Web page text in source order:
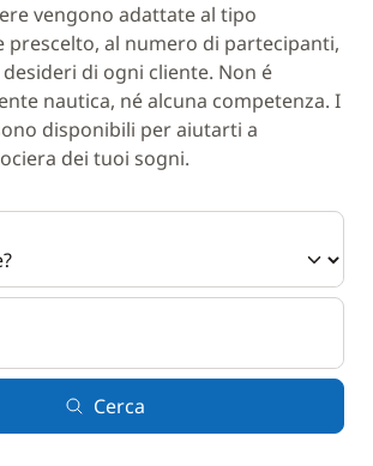
vengono adattate al tipo
prescelto, al numero di partecipanti,
di ogni cliente. Non é
nautica, né alcuna competenza. I
disponibili per aiutarti a
dei tuoi sogni.
Cerca